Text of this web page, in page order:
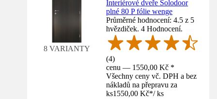
8 VARIANTY
Interiérové dveře Solodoor
plné 80 P fólie wenge
Průměrné hodnocení: 4.5 z 5
hvězdiček. 4 Hodnocení.
(4)
cenu — 1550,00 Kč *
Všechny ceny vč. DPH a bez
nákladů na přepravu za
ks1550,00 Kč*/ ks